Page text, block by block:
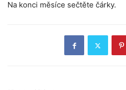
Na konci měsíce sečtěte čárky.